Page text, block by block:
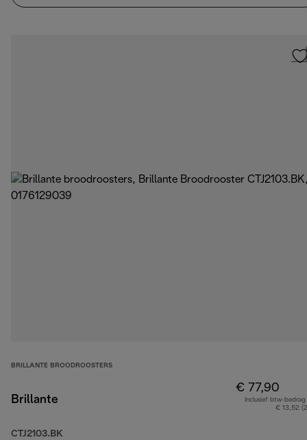
BRILLANTE BROODROOSTERS
Brillante
CTJ2103.BK
€ 77,90
Inclusief btw-bedrag
€ 13,52